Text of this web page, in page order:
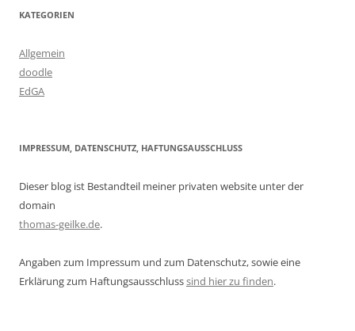
KATEGORIEN
Allgemein
doodle
EdGA
IMPRESSUM, DATENSCHUTZ, HAFTUNGSAUSSCHLUSS
Dieser blog ist Bestandteil meiner privaten website unter der
domain
thomas-geilke.de.
Angaben zum Impressum und zum Datenschutz, sowie eine
Erklärung zum Haftungsausschlusssind hier zu finden.